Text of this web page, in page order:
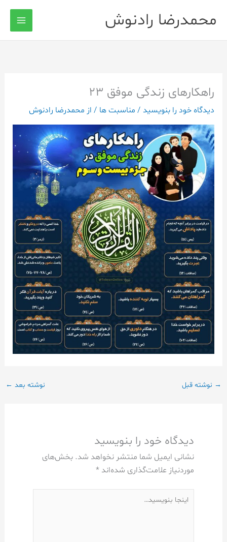
محمدرضا رادنوش
راهکارهای زندگی موفق ۲۳
دیدگاه‌ خود را بنویسید / مناسبت ها / از محمدرضا رادنوش
→ نوشته قبل نوشته بعد ←
دیدگاه‌ خود را بنویسید
نشانی ایمیل شما منتشر نخواهد شد. بخش‌های
موردنیاز علامت‌گذاری شده‌اند *
اینجا